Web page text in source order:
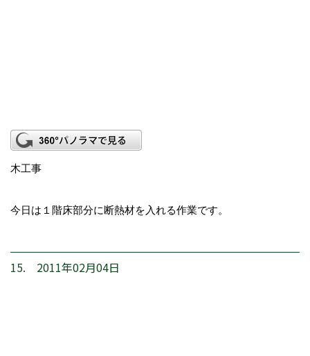
木工事
今日は１階床部分に断熱材を入れる作業です。
15. 2011年02月04日